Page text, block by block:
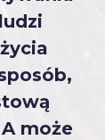
może